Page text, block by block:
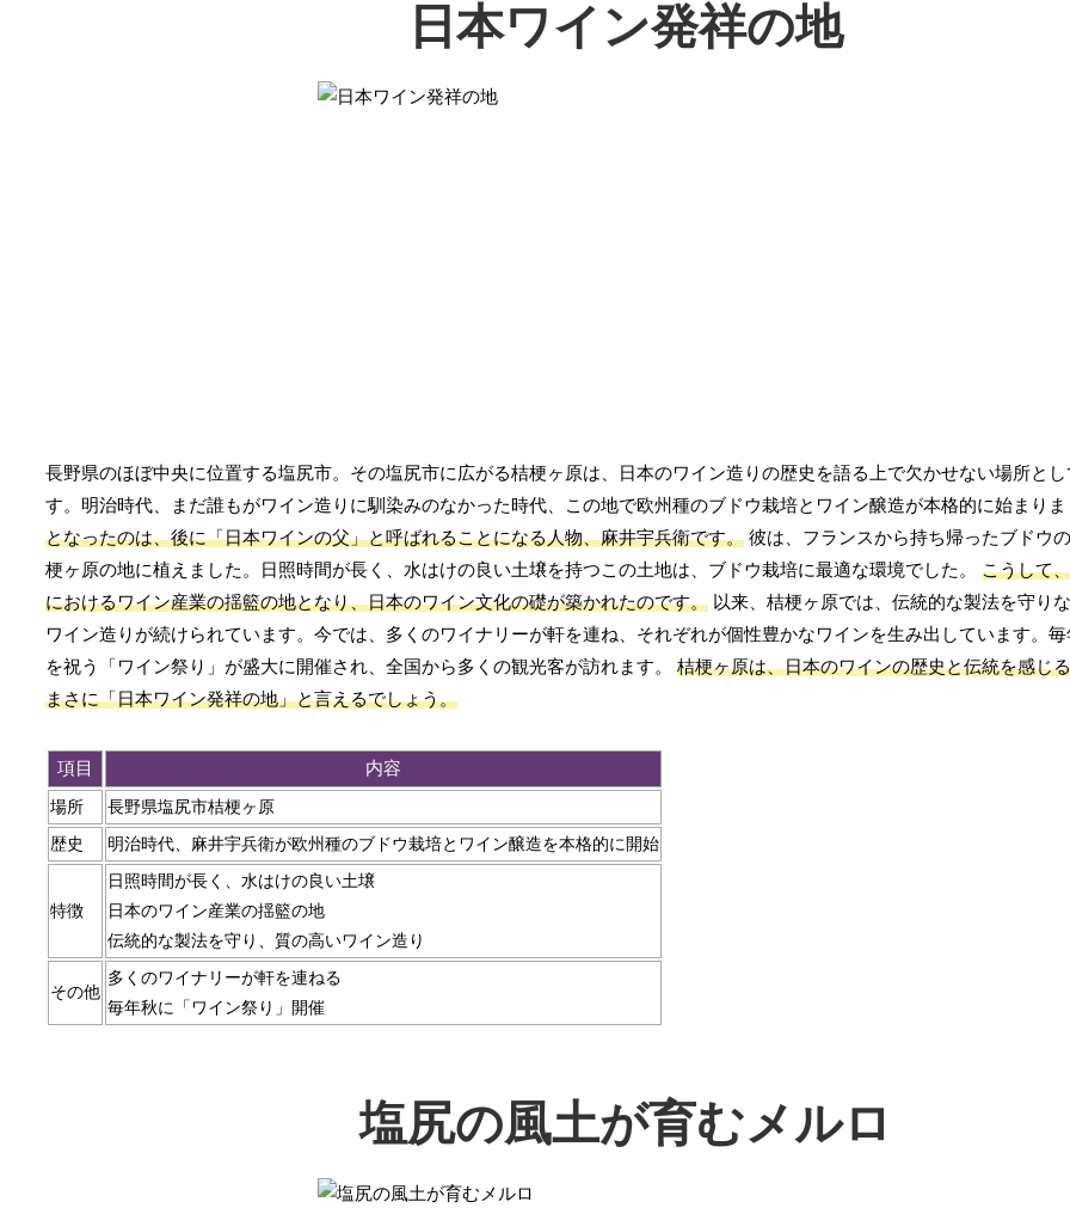
日本ワイン発祥の地
長野県のほぼ中央に位置する塩尻市。その塩尻市に広がる桔梗ヶ原は、日本のワイン造りの歴史を語る上で欠かせない場所とし
す。明治時代、まだ誰もがワイン造りに馴染みのなかった時代、この地で欧州種のブドウ栽培とワイン醸造が本格的に始まりま
となったのは、後に「日本ワインの父」と呼ばれることになる人物、麻井宇兵衛です。 彼は、フランスから持ち帰ったブドウ
梗ヶ原の地に植えました。日照時間が長く、水はけの良い土壌を持つこの土地は、ブドウ栽培に最適な環境でした。 こうして
におけるワイン産業の揺籃の地となり、日本のワイン文化の礎が築かれたのです。 以来、桔梗ヶ原では、伝統的な製法を守り
ワイン造りが続けられています。今では、多くのワイナリーが軒を連ね、それぞれが個性豊かなワインを生み出しています。
を祝う「ワイン祭り」が盛大に開催され、全国から多くの観光客が訪れます。 桔梗ヶ原は、日本のワインの歴史と伝統を感じ
まさに「日本ワイン発祥の地」と言えるでしょう。
項目 内容
場所 長野県塩尻市桔梗ヶ原
歴史 明治時代、麻井宇兵衛が欧州種のブドウ栽培とワイン醸造を本格的に開始
特徴
日照時間が長く、水はけの良い土壌
日本のワイン産業の揺籃の地
伝統的な製法を守り、質の高いワイン造り
その他
多くのワイナリーが軒を連ねる
毎年秋に「ワイン祭り」開催
塩尻の風土が育むメルロ